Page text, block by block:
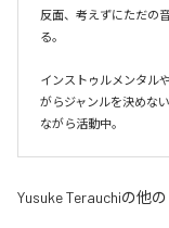
反面、考えずにただの
る。
インストゥルメンタル
がらジャンルを決めな
ながら活動中。
Yusuke Terauchiの他の